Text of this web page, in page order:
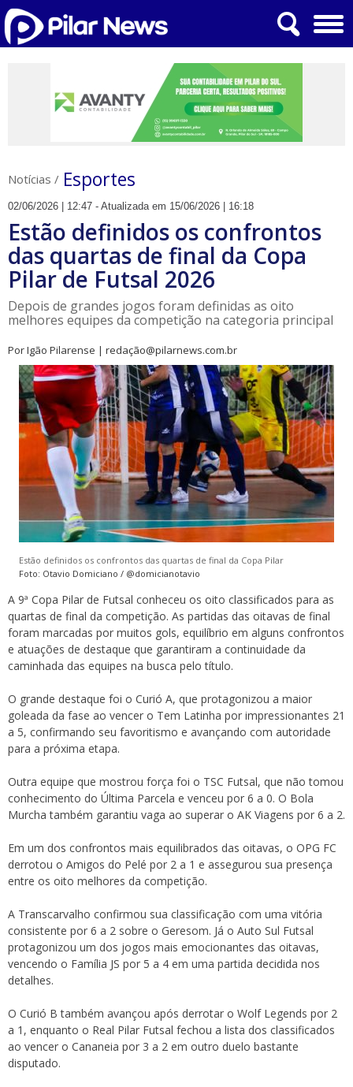
Notícias / Esportes
02/06/2026 | 12:47 - Atualizada em 15/06/2026 | 16:18
Estão definidos os confrontos
das quartas de final da Copa
Pilar de Futsal 2026
Depois de grandes jogos foram definidas as oito
melhores equipes da competição na categoria principal
Por Igão Pilarense | redação@pilarnews.com.br
Estão definidos os confrontos das quartas de final da Copa Pilar
Foto: Otavio Domiciano / @domicianotavio
A 9ª Copa Pilar de Futsal conheceu os oito classificados para as
quartas de final da competição. As partidas das oitavas de final
foram marcadas por muitos gols, equilíbrio em alguns confrontos
e atuações de destaque que garantiram a continuidade da
caminhada das equipes na busca pelo título.
O grande destaque foi o Curió A, que protagonizou a maior
goleada da fase ao vencer o Tem Latinha por impressionantes 21
a 5, confirmando seu favoritismo e avançando com autoridade
para a próxima etapa.
Outra equipe que mostrou força foi o TSC Futsal, que não tomou
conhecimento do Última Parcela e venceu por 6 a 0. O Bola
Murcha também garantiu vaga ao superar o AK Viagens por 6 a 2.
Em um dos confrontos mais equilibrados das oitavas, o OPG FC
derrotou o Amigos do Pelé por 2 a 1 e assegurou sua presença
entre os oito melhores da competição.
A Transcarvalho confirmou sua classificação com uma vitória
consistente por 6 a 2 sobre o Geresom. Já o Auto Sul Futsal
protagonizou um dos jogos mais emocionantes das oitavas,
vencendo o Família JS por 5 a 4 em uma partida decidida nos
detalhes.
O Curió B também avançou após derrotar o Wolf Legends por 2
a 1, enquanto o Real Pilar Futsal fechou a lista dos classificados
ao vencer o Cananeia por 3 a 2 em outro duelo bastante
disputado.